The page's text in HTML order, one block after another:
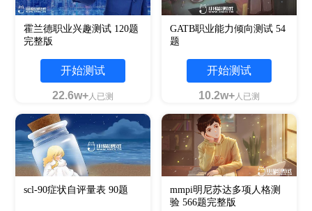
霍兰德职业兴趣测试 120题
完整版
开始测试
22.6w+人已测
GATB职业能力倾向测试 54
题
开始测试
10.2w+人已测
scl-90症状自评量表 90题
mmpi明尼苏达多项人格测
验 566题完整版